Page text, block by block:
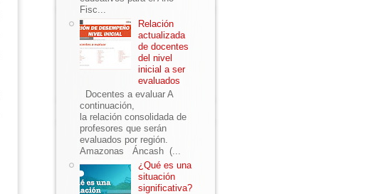
Fisc...
Relación
actualizada
de docentes
del nivel
inicial a ser
evaluados
Docentes a evaluar A
continuación,
la relación consolidada de
profesores que serán
evaluados por región.
Amazonas Áncash (...
¿Qué es una
situación
significativa?